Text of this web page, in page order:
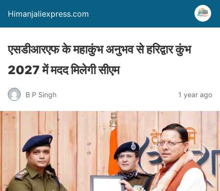
Himanjaliexpress.com
एसडीआरएफ के महाकुंभ अनुभव से हरिद्वार कुंभ
2027 में मदद मिलेगी सीएम
B P Singh 1 year ago